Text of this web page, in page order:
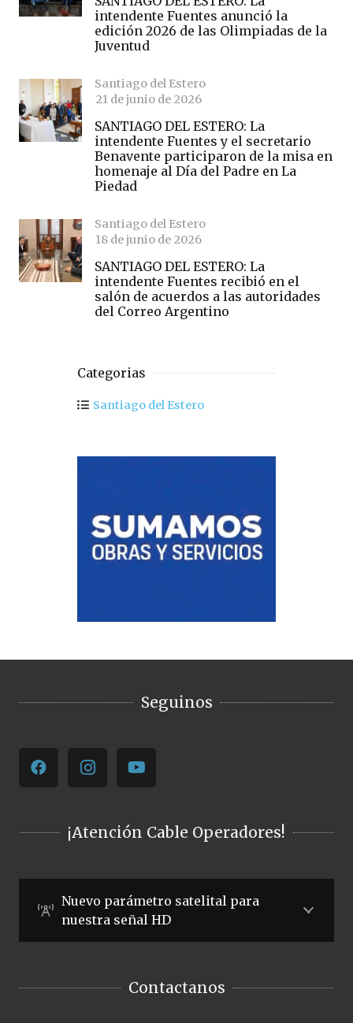
intendente Fuentes anunció la
edición 2026 de las Olimpiadas de la
Juventud
Santiago del Estero
21 de junio de 2026
SANTIAGO DEL ESTERO: La
intendente Fuentes y el secretario
Benavente participaron de la misa en
homenaje al Día del Padre en La
Piedad
Santiago del Estero
18 de junio de 2026
SANTIAGO DEL ESTERO: La
intendente Fuentes recibió en el
salón de acuerdos a las autoridades
del Correo Argentino
Categorias
Santiago del Estero
Seguinos
¡Atención Cable Operadores!
Nuevo parámetro satelital para
nuestra señal HD
Contactanos